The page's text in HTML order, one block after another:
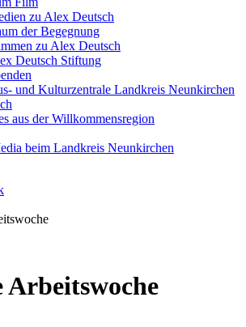
zu Alex Deutsch
der Begegnung
zu Alex Deutsch
Deutsch Stiftung
und Kulturzentrale Landkreis Neunkirchen
aus der Willkommensregion
beim Landkreis Neunkirchen